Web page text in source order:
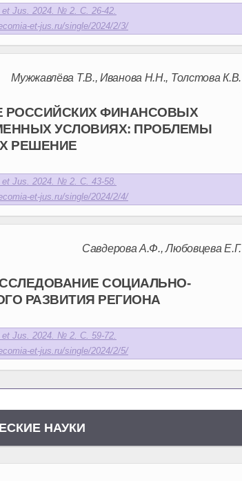
et Jus. 2024. № 2. С. 26-42.
et-jus.ru/single/2024/2/3/
Мужжавлёва Т.В., Иванова Н.Н., Толстова К.В.
РОССИЙСКИХ ФИНАНСОВЫХ
УСЛОВИЯХ: ПРОБЛЕМЫ
РЕШЕНИЕ
et Jus. 2024. № 2. С. 43-58.
et-jus.ru/single/2024/2/4/
Савдерова А.Ф., Любовцева Е.Г.
СОЦИАЛЬНО-
РАЗВИТИЯ РЕГИОНА
et Jus. 2024. № 2. С. 59-72.
et-jus.ru/single/2024/2/5/
НАУКИ